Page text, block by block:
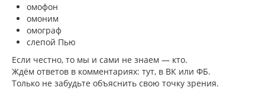
омофон
омоним
омограф
слепой Пью
Если честно, то мы и сами не знаем — кто.
Ждём ответов в комментариях: тут, в ВК или ФБ.
Только не забудьте объяснить свою точку зрения.